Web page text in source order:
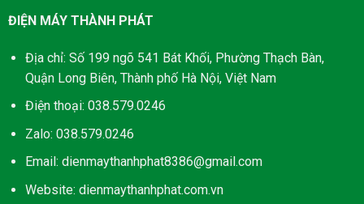
ĐIỆN MÁY THÀNH PHÁT
Địa chỉ: Số 199 ngõ 541 Bát Khối, Phường Thạch Bàn,
Quận Long Biên, Thành phố Hà Nội, Việt Nam
Điện thoại: 038.579.0246
Zalo: 038.579.0246
Email: dienmaythanhphat8386@gmail.com
Website: dienmaythanhphat.com.vn